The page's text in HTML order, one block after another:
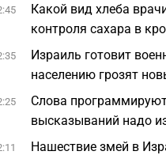
Какой вид хлеба
контроля сахара в
Израиль готовит
населению грозят
Слова
высказываний надо
Нашествие змей в